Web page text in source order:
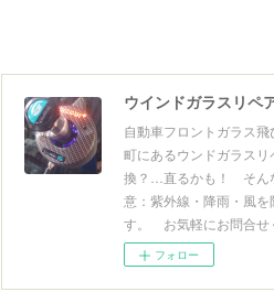
自動車フロントガラス
町にあるウンドガラス
換？…直るかも！ そん
意：紫外線・降雨・風
す。 お気軽にお問合せ
フォロー